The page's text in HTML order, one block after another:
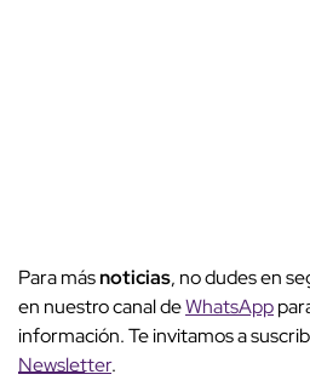
Para másnoticias, no dudes en
en nuestro canal deWhatsApp
información. Te invitamos a
Newsletter.